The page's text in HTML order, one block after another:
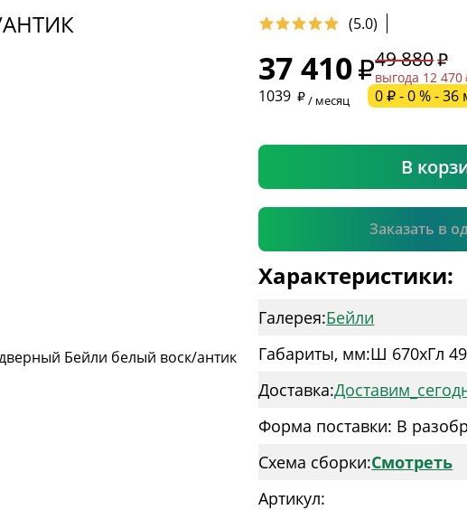
(5.0)
37 410 49 880
выгода 12 470
1039
/ месяц 0 ₽ - 0 % - 36
В
Заказать в
* необязательное поле
Характеристики:
Галерея:Бейли
Габариты, мм:Ш 670xГл
Доставка:
Форма поставки: В
Схема сборки:Смотреть
Артикул: